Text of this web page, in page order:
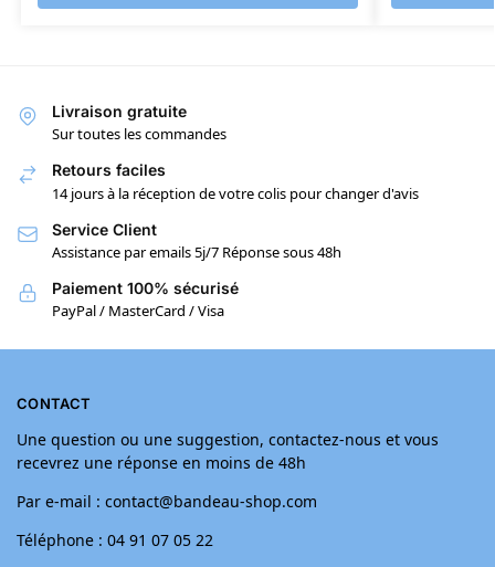
Livraison gratuite
Sur toutes les commandes
Retours faciles
14 jours à la réception de votre colis pour changer d'avis
Service Client
Assistance par emails 5j/7 Réponse sous 48h
Paiement 100% sécurisé
PayPal / MasterCard / Visa
CONTACT
Une question ou une suggestion, contactez-nous et vous
recevrez une réponse en moins de 48h
Par e-mail : contact@bandeau-shop.com
Téléphone : 04 91 07 05 22